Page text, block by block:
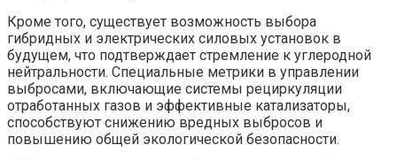
Кроме того, существует возможность выбора
гибридных и электрических силовых установок в
будущем, что подтверждает стремление к углеродной
нейтральности. Специальные метрики в управлении
выбросами, включающие системы рециркуляции
отработанных газов и эффективные катализаторы,
способствуют снижению вредных выбросов и
повышению общей экологической безопасности.